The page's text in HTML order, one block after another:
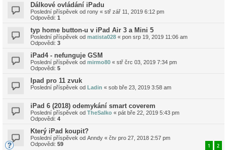
Dálkové ovládání iPadu
Poslední příspěvek od rony « stř zář 11, 2019 6:12 pm
Odpovědi: 1
typ home button-u v iPad Air 3 a Mini 5
Poslední příspěvek od matista028 « pon srp 19, 2019 11:06 am
Odpovědi: 3
iPad4 - nefunguje GSM
Poslední příspěvek od mirmo80 « stř črc 03, 2019 7:34 pm
Odpovědi: 5
Ipad pro 11 zvuk
Poslední příspěvek od Ladin « sob bře 23, 2019 3:58 am
iPad 6 (2018) odemykání smart coverem
Poslední příspěvek od TheSalko « pát bře 22, 2019 5:43 pm
Odpovědi: 4
Který iPad koupit?
Poslední příspěvek od Anndy « čtv pro 27, 2018 2:57 pm
Odpovědi: 59 1 2